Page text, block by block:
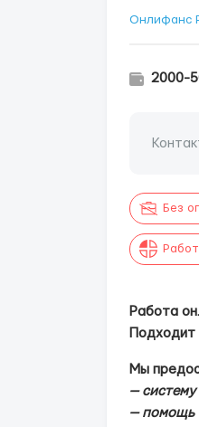
Онлифанс
2000-
Без
Работа
Мы
—
— помощь